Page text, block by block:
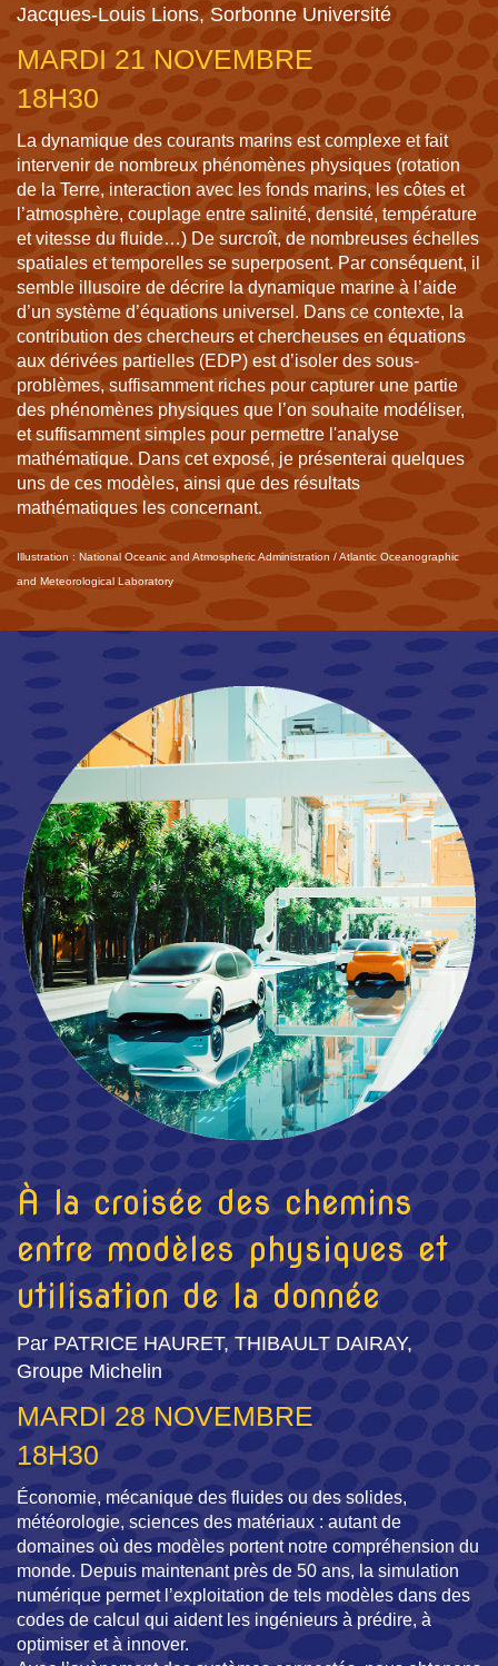
Jacques-Louis Lions, Sorbonne Université
MARDI 21 NOVEMBRE
18H30
La dynamique des courants marins est complexe et fait
intervenir de nombreux phénomènes physiques (rotation
de la Terre, interaction avec les fonds marins, les côtes et
l’atmosphère, couplage entre salinité, densité, température
et vitesse du fluide…) De surcroît, de nombreuses échelles
spatiales et temporelles se superposent. Par conséquent, il
semble illusoire de décrire la dynamique marine à l’aide
d’un système d’équations universel. Dans ce contexte, la
contribution des chercheurs et chercheuses en équations
aux dérivées partielles (EDP) est d’isoler des sous-
problèmes, suffisamment riches pour capturer une partie
des phénomènes physiques que l’on souhaite modéliser,
et suffisamment simples pour permettre l'analyse
mathématique. Dans cet exposé, je présenterai quelques
uns de ces modèles, ainsi que des résultats
mathématiques les concernant.
Illustration : National Oceanic and Atmospheric Administration / Atlantic Oceanographic
and Meteorological Laboratory
À la croisée des chemins
entre modèles physiques et
utilisation de la donnée
Par PATRICE HAURET, THIBAULT DAIRAY,
Groupe Michelin
MARDI 28 NOVEMBRE
18H30
Économie, mécanique des fluides ou des solides,
météorologie, sciences des matériaux : autant de
domaines où des modèles portent notre compréhension du
monde. Depuis maintenant près de 50 ans, la simulation
numérique permet l’exploitation de tels modèles dans des
codes de calcul qui aident les ingénieurs à prédire, à
optimiser et à innover.